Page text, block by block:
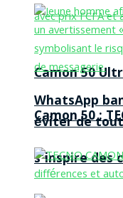
Camon 50
Camon 50 :
s’inspire des
WhatsApp
éviter de